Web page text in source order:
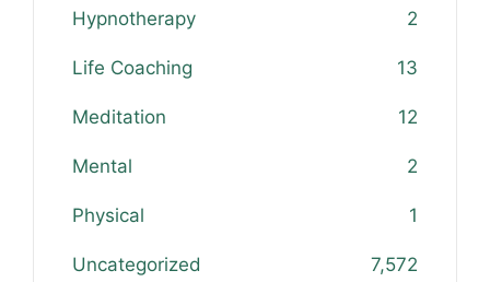
Hypnotherapy 2
Life Coaching 13
Meditation 12
Mental 2
Physical 1
Uncategorized 7,572